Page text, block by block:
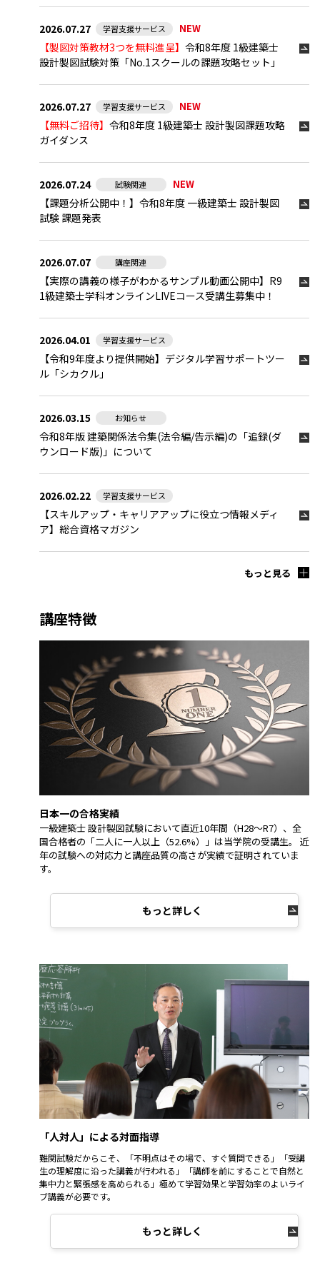
2026.07.27 学習支援サービス NEW
【製図対策教材3つを無料進呈】 令和8年度 1級建築士
設計製図試験対策「No.1スクールの課題攻略セット」
2026.07.27 学習支援サービス NEW
【無料ご招待】 令和8年度 1級建築士 設計製図課題攻略
ガイダンス
2026.07.24 試験関連 NEW
【課題分析公開中！】令和8年度 一級建築士 設計製図
試験 課題発表
2026.07.07 講座関連
【実際の講義の様子がわかるサンプル動画公開中】R9
1級建築士学科オンラインLIVEコース受講生募集中！
2026.04.01 学習支援サービス
【令和9年度より提供開始】デジタル学習サポートツー
ル「シカクル」
2026.03.15 お知らせ
令和8年版 建築関係法令集(法令編/告示編)の「追録(ダ
ウンロード版)」について
2026.02.22 学習支援サービス
【スキルアップ・キャリアアップに役立つ情報メディ
ア】 総合資格マガジン
もっと見る
講座特徴
日本一の合格実績
一級建築士 設計製図試験において直近10年間（H28～R7）、全
国合格者の「二人に一人以上（52.6%）」は当学院の受講生。 近
年の試験への対応力と講座品質の高さが実績で証明されていま
す。
もっと詳しく
「人対人」による対面指導
難関試験だからこそ、「不明点はその場で、すぐ質問できる」「受講
生の理解度に沿った講義が行われる」「講師を前にすることで自然と
集中力と緊張感を高められる」極めて学習効果と学習効率のよいライ
ブ講義が必要です。
もっと詳しく